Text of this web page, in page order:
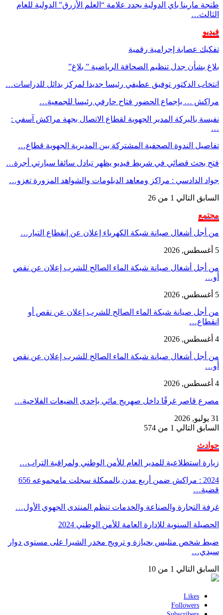
طنجة مارينا باي الدولية يجدد علامة “العلم الأزرق” الدولية للعام
الثالث…
فيديو
تفكيك عصابة إجرامية رقمية
بلاغ بشأن جدل تنظيم الصحافة الرياضية ” بلاغ”
انتخاب الدكتور توفيق عطيفي رئيسا جديدا لمركز بدائل للدراسات…
مراكش … بإجماع الحضور فتاح حارفي رئيسا للجمعية…
نفيسة بالبركة المدير الجهوية لقطاع الاتصال بجهة مراكش آسفي :
…
تفاصيل الندوة الصحفية المشتركة بين المديرية الجهوية قطاع…
فتح بحث قضائي في شريط فيديو يظهر تبادل سائقا سيارتي أجرة…
جواد الدادسي : مراكز ومعاهد الدبلومات والشواهد المزورة تغزو…
السابق التالي 1 من 26
مجتمع
من أجل أشغال صيانة شبكة الكهرباء إعلان عن إنقطاع التيار…
5 أغسطس, 2026
من أجل أشغال صيانة شبكة الماء الصالح للشرب إعلان عن نقص
أو…
5 أغسطس, 2026
من أجل صيانة شبكة الماء الصالح للشرب إعلان عن نقص أو
انقطاع…
4 أغسطس, 2026
من أجل أشغال صيانة شبكة الماء الصالح للشرب إعلان عن نقص
أو…
4 أغسطس, 2026
مصرع قاصر غرقًا داخل صهريج مائي بإحدى الضيعات الفلاحية…
31 يوليو, 2026
السابق التالي 1 من 574
حوادث
زيارة استطلاعية للمدير العام للأمن الوطني ولمراقبة التراب…
2024 : مراكش ضمن أربع مدن بالممكلة سجلت مامجموعه 656
قضية…
غرفة التجارة والصناعة والخدمات تنظم المنتدى الجهوي الأول…
الحصيلة السنوية للإدارة العامة للأمن الوطني 2024
ضبط شخص متلبس بحيازة و ترويج مخدر الشيرا على مستوى دوار
سيدي…
السابق التالي 1 من 10
Likes
Followers